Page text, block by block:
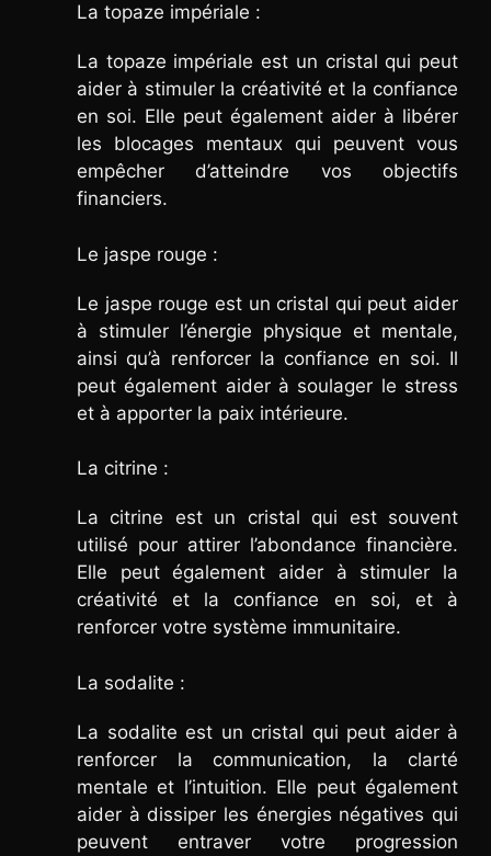
La topaze impériale :
La topaze impériale est un cristal qui peut
aider à stimuler la créativité et la confiance
en soi. Elle peut également aider à libérer
les blocages mentaux qui peuvent vous
empêcher d’atteindre vos objectifs
financiers.
Le jaspe rouge :
Le jaspe rouge est un cristal qui peut aider
à stimuler l’énergie physique et mentale,
ainsi qu’à renforcer la confiance en soi. Il
peut également aider à soulager le stress
et à apporter la paix intérieure.
La citrine :
La citrine est un cristal qui est souvent
utilisé pour attirer l’abondance financière.
Elle peut également aider à stimuler la
créativité et la confiance en soi, et à
renforcer votre système immunitaire.
La sodalite :
La sodalite est un cristal qui peut aider à
renforcer la communication, la clarté
mentale et l’intuition. Elle peut également
aider à dissiper les énergies négatives qui
peuvent entraver votre progression